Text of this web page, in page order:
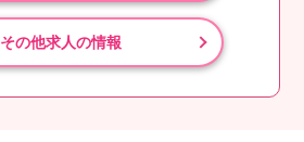
その他求人の情報